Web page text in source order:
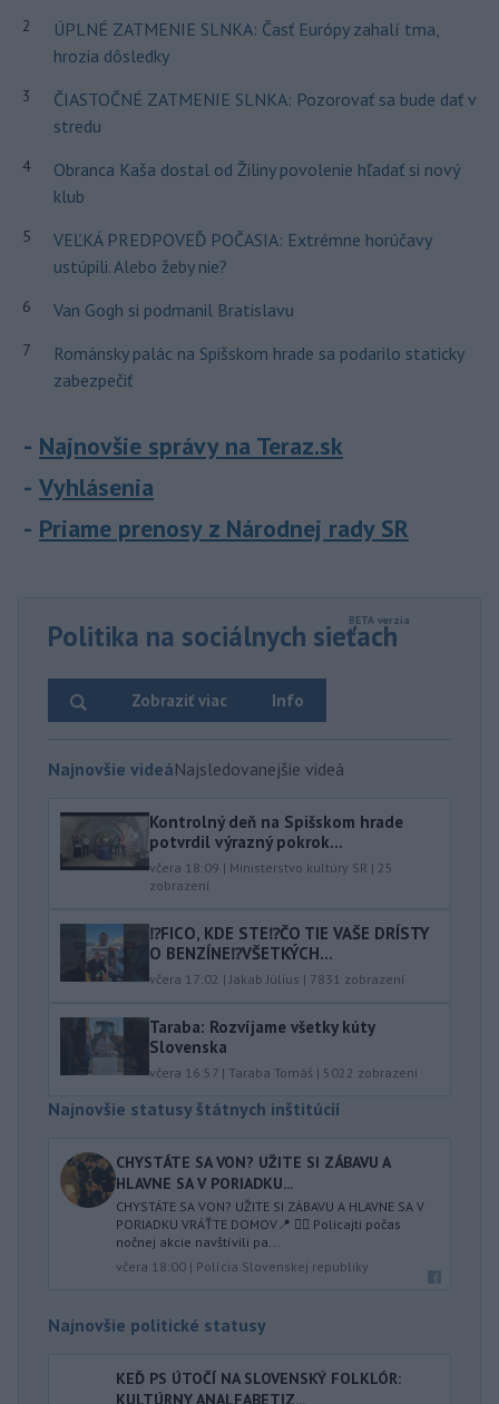
2
ÚPLNÉ ZATMENIE SLNKA: Časť Európy zahalí tma,
hrozia dôsledky
3
ČIASTOČNÉ ZATMENIE SLNKA: Pozorovať sa bude dať v
stredu
4
Obranca Kaša dostal od Žiliny povolenie hľadať si nový
klub
5
VEĽKÁ PREDPOVEĎ POČASIA: Extrémne horúčavy
ustúpili. Alebo žeby nie?
6 Van Gogh si podmanil Bratislavu
7
Románsky palác na Spišskom hrade sa podarilo staticky
zabezpečiť
Najnovšie správy na Teraz.sk
Vyhlásenia
Priame prenosy z Národnej rady SR
Politika na sociálnych sieťach
Info
Zobraziť viac
Najnovšie videáNajsledovanejšie videá
Kontrolný deň na Spišskom hrade
potvrdil výrazný pokrok...
včera 18:09 | Ministerstvo kultúry SR | 25
zobrazení
⁉️FICO, KDE STE⁉️ČO TIE VAŠE DRÍSTY
O BENZÍNE⁉️VŠETKÝCH...
včera 17:02 |Jakab Július | 7831 zobrazení
Taraba: Rozvíjame všetky kúty
Slovenska
včera 16:57 | Taraba Tomáš | 5022 zobrazení
Najnovšie statusy štátnych inštitúcií
CHYSTÁTE SA VON? UŽITE SI ZÁBAVU A
HLAVNE SA V PORIADKU...
CHYSTÁTE SA VON? UŽITE SI ZÁBAVU A HLAVNE SA V
PORIADKU VRÁŤTE DOMOV📍 👮‍♂️ Policajti počas
nočnej akcie navštívili pa...
včera 18:00 | Polícia Slovenskej republiky
Najnovšie politické statusy
KEĎ PS ÚTOČÍ NA SLOVENSKÝ FOLKLÓR:
KULTÚRNY ANALFABETIZ...